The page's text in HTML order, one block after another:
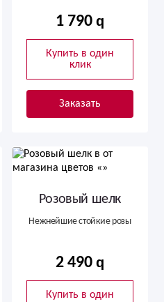
1 790
Купить в один
клик
Заказать
Розовый шелк
Нежнейшие стойкие розы
2 490
Купить в один